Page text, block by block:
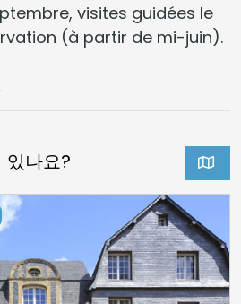
visites guidées le
(à partir de mi-juin).
있나요?